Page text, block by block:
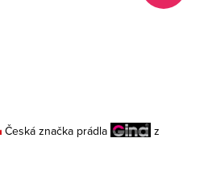
Česká značka prádla
z